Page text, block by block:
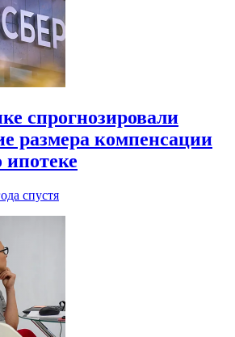
спрогнозировали
размера компенсации
спустя